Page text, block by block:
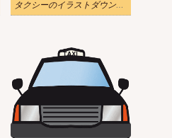
タクシーのイラストダウンロード